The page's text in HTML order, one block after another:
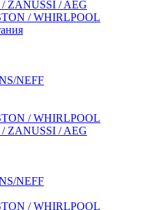
ZANUSSI / AEG
/ WHIRLPOOL
NEFF
/ WHIRLPOOL
ZANUSSI / AEG
NEFF
/ WHIRLPOOL